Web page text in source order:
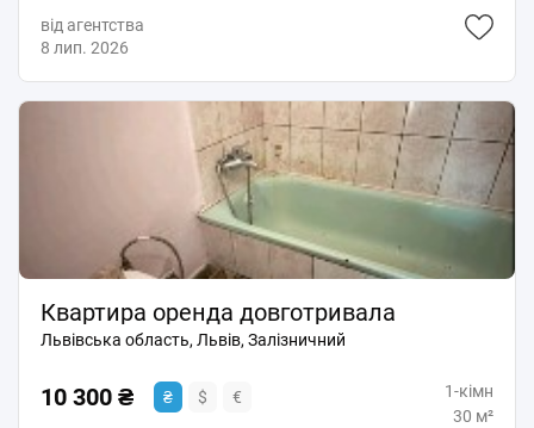
електричне опалення.
від агентства
8 лип. 2026
Квартира оренда довготривала
Львівська область, Львів, Залізничний
10 300 ₴ ₴ $ €
1-кімн
30 м²